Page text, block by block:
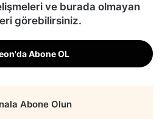
ve burada olmayan
görebilirsiniz.
Abone OL
Abone Olun